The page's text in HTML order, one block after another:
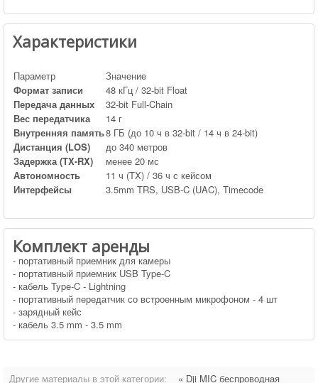
Характеристики
Параметр
Значение
Формат записи
48 кГц / 32-bit Float
Передача данных
32-bit Full-Chain
Вес передатчика
14 г
Внутренняя память8 ГБ (до 10 ч в 32-bit / 14 ч в 24-bit)
Дистанция (LOS)
до 340 метров
Задержка (TX-RX)
менее 20 мс
Автономность
11 ч (TX) / 36 ч с кейсом
Интерфейсы
3.5mm TRS, USB-C (UAC), Timecode
Комплект аренды
- портативный приемник для камеры
- портативный приемник USB Type-C
- кабель Type-C - Lightning
- портативный передатчик со встроенным микрофоном - 4 шт
- зарядный кейс
- кабель 3.5 mm - 3.5 mm
Другие материалы в этой категории:
« Dji MIC беспроводная